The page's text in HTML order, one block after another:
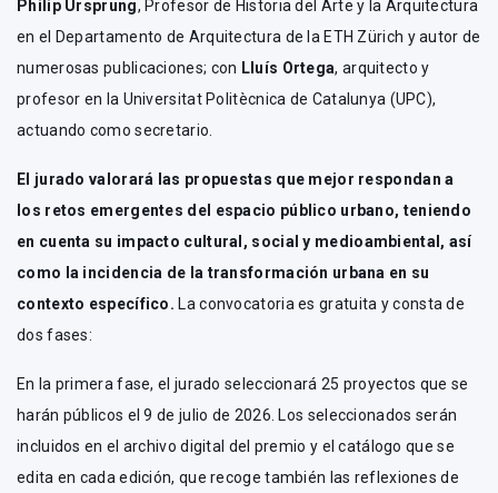
Philip Ursprung, Profesor de Historia del Arte y la Arquitectura
en el Departamento de Arquitectura de la ETH Zürich y autor de
numerosas publicaciones; con Lluís Ortega, arquitecto y
profesor en la Universitat Politècnica de Catalunya (UPC),
actuando como secretario.
El jurado valorará las propuestas que mejor respondan a
los retos emergentes del espacio público urbano, teniendo
en cuenta su impacto cultural, social y medioambiental, así
como la incidencia de la transformación urbana en su
contexto específico. La convocatoria es gratuita y consta de
dos fases:
En la primera fase, el jurado seleccionará 25 proyectos que se
harán públicos el 9 de julio de 2026. Los seleccionados serán
incluidos en el archivo digital del premio y el catálogo que se
edita en cada edición, que recoge también las reflexiones de